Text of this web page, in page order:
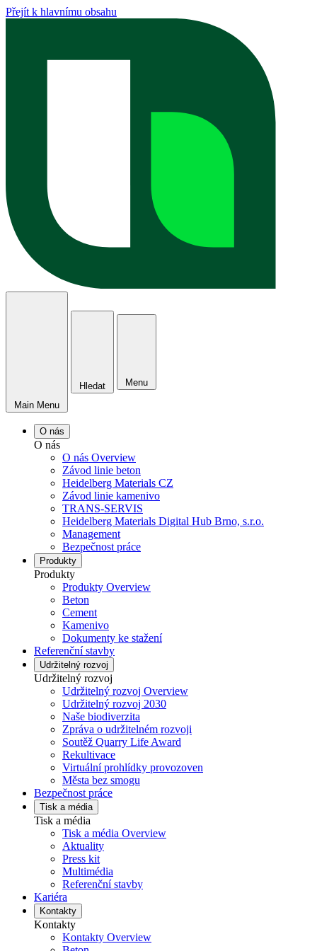
Přejít k hlavnímu obsahu
Main Menu
Hledat Menu
O nás
O nás
O nás Overview
Závod linie beton
Heidelberg Materials CZ
Závod linie kamenivo
TRANS-SERVIS
Heidelberg Materials Digital Hub Brno, s.r.o.
Management
Bezpečnost práce
Produkty
Produkty
Produkty Overview
Beton
Cement
Kamenivo
Dokumenty ke stažení
Referenční stavby
Udržitelný rozvoj
Udržitelný rozvoj
Udržitelný rozvoj Overview
Udržitelný rozvoj 2030
Naše biodiverzita
Zpráva o udržitelném rozvoji
Soutěž Quarry Life Award
Rekultivace
Virtuální prohlídky provozoven
Města bez smogu
Bezpečnost práce
Tisk a média
Tisk a média
Tisk a média Overview
Aktuality
Press kit
Multimédia
Referenční stavby
Kariéra
Kontakty
Kontakty
Kontakty Overview